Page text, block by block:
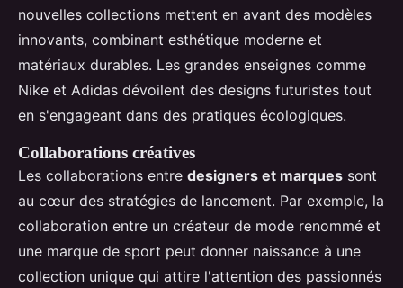
nouvelles collections mettent en avant des modèles
innovants, combinant esthétique moderne et
matériaux durables. Les grandes enseignes comme
Nike et Adidas dévoilent des designs futuristes tout
en s'engageant dans des pratiques écologiques.
Collaborations créatives
Les collaborations entre designers et marques sont
au cœur des stratégies de lancement. Par exemple, la
collaboration entre un créateur de mode renommé et
une marque de sport peut donner naissance à une
collection unique qui attire l'attention des passionnés